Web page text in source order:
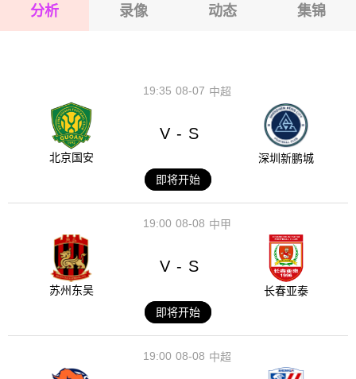
分析 录像 动态 集锦
08-07
19:35 中超
北京国安
V - S
深圳新鹏城
即将开始
08-08
19:00 中甲
苏州东吴
V - S
长春亚泰
即将开始
08-08
19:00 中超